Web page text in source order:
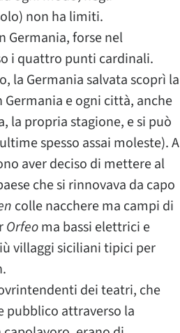
non ha limiti.
Germania, forse nel
i quattro punti cardinali.
la Germania salvata scoprì la
Germania e ogni città, anche
la propria stagione, e si può
spesso assai moleste). A
aver deciso di mettere al
che si rinnovava da capo
colle nacchere ma campi di
Orfeoma bassi elettrici e
villaggi siciliani tipici per
dei teatri, che
pubblico attraverso la